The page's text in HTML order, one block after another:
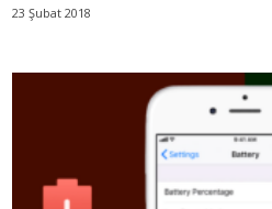
23 Şubat 2018